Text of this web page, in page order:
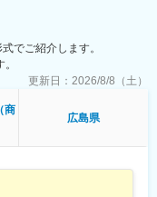
、人々が働く場所で”も
”もっと”に応えるため、
、人間を主役としたやす
います。
やメーカーと連携し、
のサポートや、定期的
効率化
でご紹介します。
更新日： 2026/8/8（土）
商
広島県